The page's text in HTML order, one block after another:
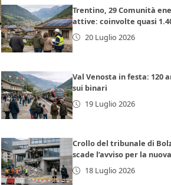
Trentino, 29 Comunità
attive: coinvolte quasi
20 Luglio 2026
Val Venosta in festa: 120
sui binari
19 Luglio 2026
Crollo del tribunale di
scade l’avviso per la
18 Luglio 2026